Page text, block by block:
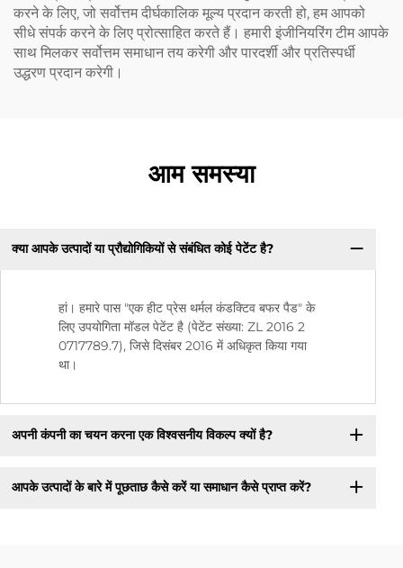
करने के लिए, जो सर्वोत्तम दीर्घकालिक मूल्य प्रदान करती हो, हम आपको
सीधे संपर्क करने के लिए प्रोत्साहित करते हैं। हमारी इंजीनियरिंग टीम आपके
साथ मिलकर सर्वोत्तम समाधान तय करेगी और पारदर्शी और प्रतिस्पर्धी
उद्धरण प्रदान करेगी।
आम समस्या
क्या आपके उत्पादों या प्रौद्योगिकियों से संबंधित कोई पेटेंट है?
हां। हमारे पास "एक हीट प्रेस थर्मल कंडक्टिव बफर पैड" के
लिए उपयोगिता मॉडल पेटेंट है (पेटेंट संख्या: ZL 2016 2
0717789.7), जिसे दिसंबर 2016 में अधिकृत किया गया
था।
अपनी कंपनी का चयन करना एक विश्वसनीय विकल्प क्यों है?
आपके उत्पादों के बारे में पूछताछ कैसे करें या समाधान कैसे प्राप्त करें?